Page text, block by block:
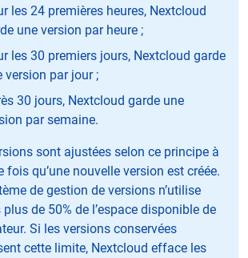
les 24 premières heures, Nextcloud
une version par heure ;
les 30 premiers jours, Nextcloud garde
version par jour ;
30 jours, Nextcloud garde une
par semaine.
sont ajustées selon ce principe à
fois qu’une nouvelle version est créée.
de gestion de versions n’utilise
de 50% de l’espace disponible de
Si les versions conservées
cette limite, Nextcloud efface les